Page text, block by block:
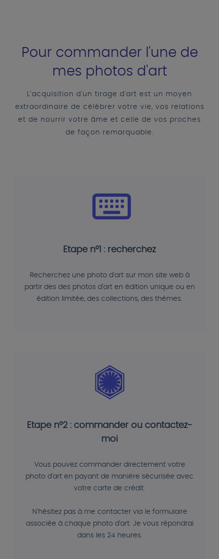
Pour commander l'une de
mes photos d'art
L'acquisition d'un tirage d'art est un moyen
extraordinaire de célébrer votre vie, vos relations
et de nourrir votre âme et celle de vos proches
de façon remarquable.
Etape n°1 : recherchez
Recherchez une photo d'art sur mon site web à
partir des des photos d'art en édition unique ou en
édition limitée, des collections, des thèmes.
Etape n°2 : commander ou contactez-
moi
Vous pouvez commander directement votre
photo d'art en payant de manière sécurisée avec
votre carte de crédit.
N'hésitez pas à me contacter via le formulaire
associée à chaque photo d'art. Je vous répondrai
dans les 24 heures.